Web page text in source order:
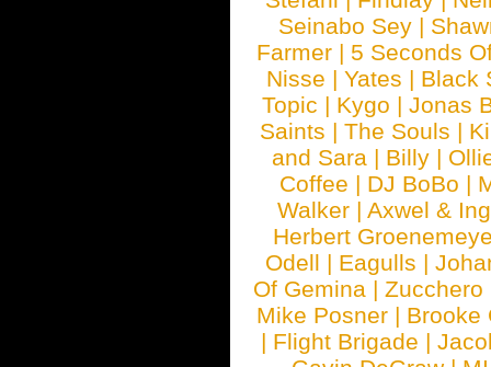
Seinabo Sey |
Farmer | 5 Seconds
Nisse | Yates | Black
Topic | Kygo | Jonas
Saints | The Souls |
and Sara | Billy |
Coffee | DJ BoBo |
Walker | Axwel &
Herbert
Odell | Eagulls |
Of Gemina |Zucchero
Mike Posner | Brooke
| Flight Brigade |